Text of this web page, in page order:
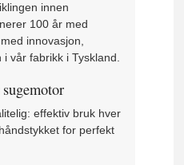
innen
100 år med
innovasjon,
vår fabrikk i Tyskland.
effektiv bruk hver
for perfekt